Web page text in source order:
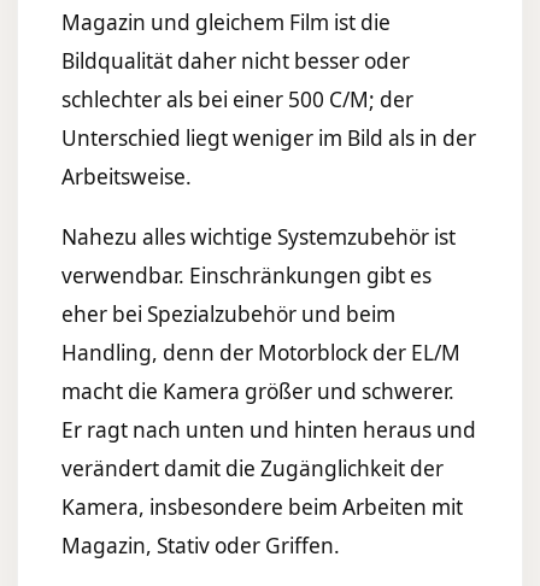
Magazin und gleichem Film ist die
Bildqualität daher nicht besser oder
schlechter als bei einer 500 C/M; der
Unterschied liegt weniger im Bild als in der
Arbeitsweise.
Nahezu alles wichtige Systemzubehör ist
verwendbar. Einschränkungen gibt es
eher bei Spezialzubehör und beim
Handling, denn der Motorblock der EL/M
macht die Kamera größer und schwerer.
Er ragt nach unten und hinten heraus und
verändert damit die Zugänglichkeit der
Kamera, insbesondere beim Arbeiten mit
Magazin, Stativ oder Griffen.